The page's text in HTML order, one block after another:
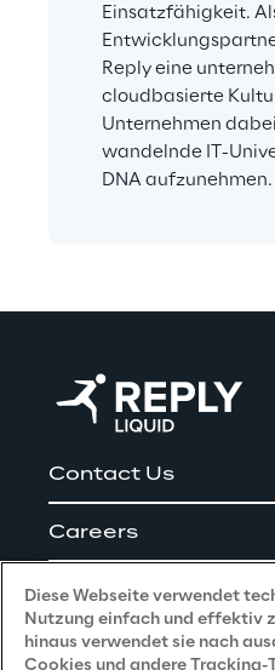
Einsatzfähigkeit.
Reply eine
cloudbasierte
Unternehmen
wandelnde IT-
DNA aufzunehmen.
Contact Us
Careers
Impressum
Diese Webseite verwendet
Nutzung einfach und effektiv
hinaus verwendet sie nach
Cookies und andere